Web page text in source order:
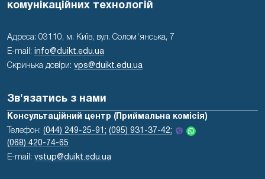
комунікаційних технологій
Адреса: 03110, м. Київ, вул. Солом'янська, 7
E-mail:
info@duikt.edu.ua
Скринька довіри: vps@duikt.edu.ua
Зв'язатись з нами
Консультаційний центр (Приймальна комісія)
Телефон: (044) 249-25-91; (095) 931-37-42;
(068) 420-74-65
E-mail: vstup@duikt.edu.ua